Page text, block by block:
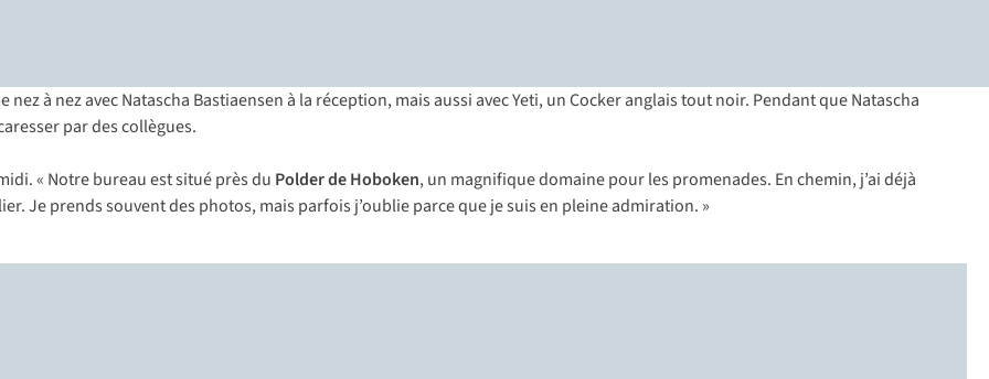
à nez avec Natascha Bastiaensen à la réception, mais aussi avec Yeti, un Cocker anglais tout noir. Pendant que Natascha
par des collègues.
« Notre bureau est situé près du Polder de Hoboken, un magnifique domaine pour les promenades. En chemin, j’ai déjà
Je prends souvent des photos, mais parfois j’oublie parce que je suis en pleine admiration. »